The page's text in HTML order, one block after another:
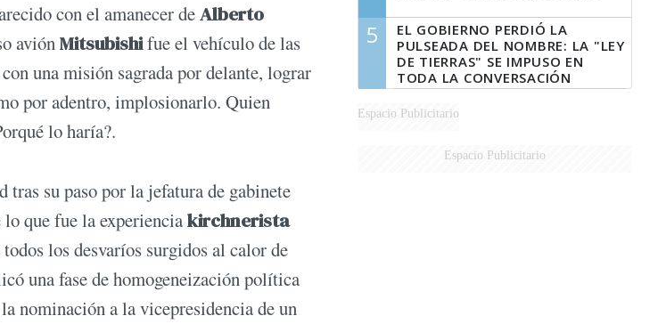
con el amanecer deAlberto
aviónMitsubishifue el vehículo de las
una misión sagrada por delante, lograr
por adentro, implosionarlo. Quien
lo haría?.
su paso por la jefatura de gabinete
que fue la experienciakirchnerista
los desvaríos surgidos al calor de
una fase de homogeneización política
la nominación a la vicepresidencia de un
5
EL GOBIERNO PERDIÓ LA
PULSEADA DEL NOMBRE: LA "LEY
DE TIERRAS" SE IMPUSO EN
TODA LA CONVERSACIÓN
DIGITAL
Espacio Publicitario
Espacio Publicitario